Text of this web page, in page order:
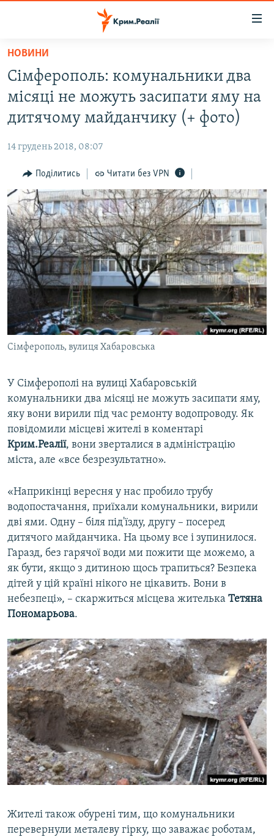
Перейти
основного
матеріалу
до
основної
навігації
Перейти
пошуку
НОВИНИ
ВОДА.КРИМ
БЛОГИ
ПОГЛЯД
ІНТЕРВ'Ю
ВСЕ ЗА ДЕНЬ
СПЕЦПРОЕКТИ
ДЕПОРТАЦІЯ
ВІДЕОУРОКИ «ELIFBE»
СВІДЧЕННЯ ОКУПАЦІЇ
УКРАЇНСЬКА ПРОБЛЕМА КРИМУ
ІНФОГРАФІКА
ЯК ОБІЙТИ БЛОКУВАННЯ
Русский
Qırımtatar
ДОЛУЧАЙСЯ!
Усі сайти RFE/RL
НОВИНИ
Сімферополь: комунальники два
місяці не можуть засипати яму на
дитячому майданчику (+ фото)
14 грудень 2018, 08:07
Поділитись Читати без VPN
Сімферополь, вулиця Хабаровська
У Сімферополі на вулиці Хабаровській
комунальники два місяці не можуть засипати яму,
яку вони вирили під час ремонту водопроводу. Як
повідомили місцеві жителі в коментарі
Крим.Реалії, вони зверталися в адміністрацію
міста, але «все безрезультатно».
«Наприкінці вересня у нас пробило трубу
водопостачання, приїхали комунальники, вирили
дві ями. Одну – біля під'їзду, другу – посеред
дитячого майданчика. На цьому все і зупинилося.
Гаразд, без гарячої води ми пожити ще можемо, а
як бути, якщо з дитиною щось трапиться? Безпека
дітей у цій країні нікого не цікавить. Вони в
небезпеці», – скаржиться місцева жителька Тетяна
Пономарьова.
Жителі також обурені тим, що комунальники
перевернули металеву гірку, що заважає роботам,